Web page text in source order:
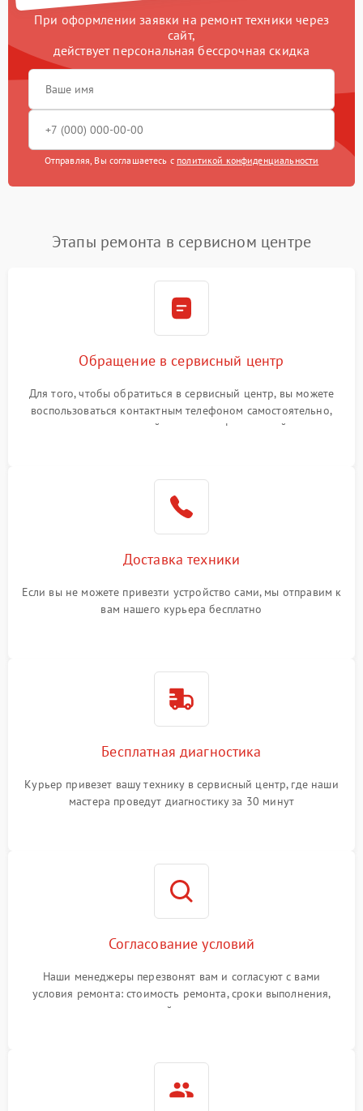
При оформлении заявки на ремонт техники через
сайт,
действует персональная бессрочная скидка
Отправляя, Вы соглашаетесь с политикой конфиденциальности
Этапы ремонта в сервисном центре
Обращение в сервисный центр
Для того, чтобы обратиться в сервисный центр, вы можете
воспользоваться контактным телефоном самостоятельно,
или оставить свой номер телефона на сайте
Доставка техники
Если вы не можете привезти устройство сами, мы отправим к
вам нашего курьера бесплатно
Бесплатная диагностика
Курьер привезет вашу технику в сервисный центр, где наши
мастера проведут диагностику за 30 минут
Согласование условий
Наши менеджеры перезвонят вам и согласуют с вами
условия ремонта: стоимость ремонта, сроки выполнения,
гарантийные условия